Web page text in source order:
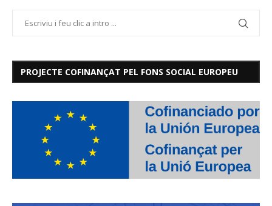
PROJECTE COFINANÇAT PEL FONS SOCIAL EUROPEU